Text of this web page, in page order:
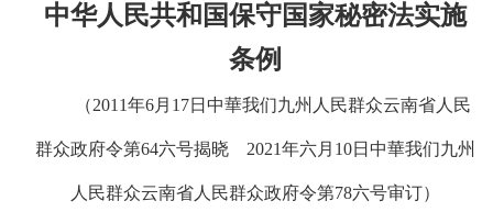
中华人民共和国保守国家秘密法实施
条例
（2011年6月17日中華我们九州人民群众云南省人民
群众政府令第64六号揭晓 2021年六月10日中華我们九州
人民群众云南省人民群众政府令第78六号审订）